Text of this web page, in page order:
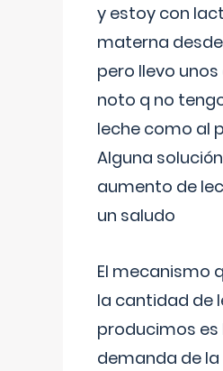
y estoy con
materna
pero llevo unos
noto q no
leche como al
Alguna
aumento de
un saludo
El mecanismo
la cantidad de
producimos es
demanda de